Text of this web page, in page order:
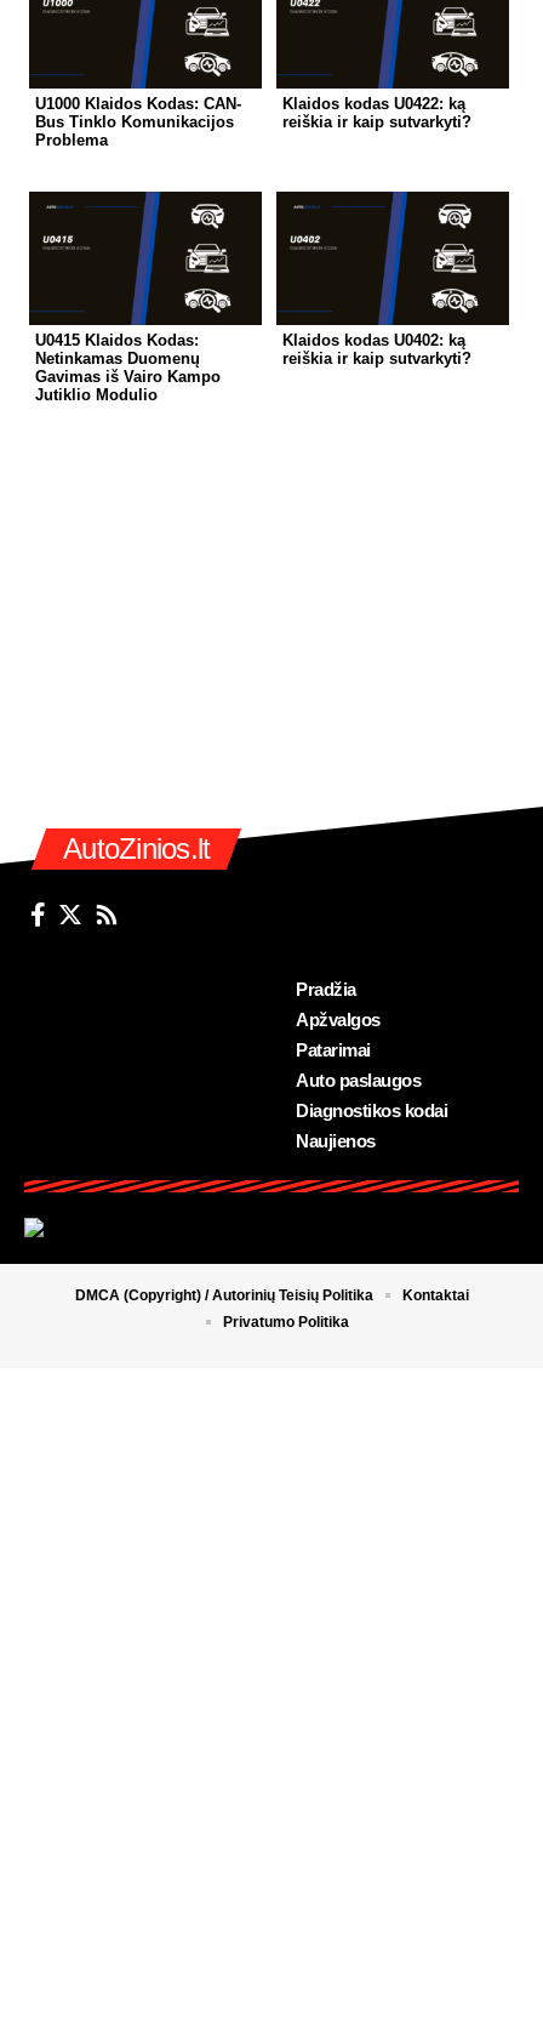
U1000 Klaidos Kodas: CAN-
Bus Tinklo Komunikacijos
Problema
Klaidos kodas U0422: ką
reiškia ir kaip sutvarkyti?
U0415 Klaidos Kodas:
Netinkamas Duomenų
Gavimas iš Vairo Kampo
Jutiklio Modulio
Klaidos kodas U0402: ką
reiškia ir kaip sutvarkyti?
AutoZinios.lt
Pradžia
Apžvalgos
Patarimai
Auto paslaugos
Diagnostikos kodai
Naujienos
DMCA (Copyright) / Autorinių Teisių Politika
Kontaktai
Privatumo Politika